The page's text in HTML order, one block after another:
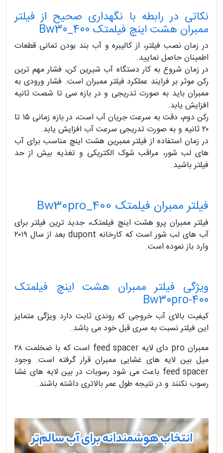
نکاتی در رابطه با نگهداری صحیح از فیلتر
ممبران هشت اینچ فیلمتک Bw30_400
در زمان نصب فیلتر، از کالیبره و آب بند بودن تمانی قطعات
اطمینان حاصل نمایید.
در زمان شروع به کار دستگاه آب شیرین کن، فشار مهم ترین
رکن موثر بر فرایند عملکرد فیلتر ممبران است. فشار ورودی به
ممبران باید به صورت تدریجی و در بازه سی تا شصت ثانیه
افزایش یابد.
رکن دوم، دقت به سرعت جریان آب است، در بازه زمانی ۱۵ تا
۲۰ ثانیه و به صورت تدریجی سرعت آب افزایش یابد.
در زمان استفاده از فیلتر ممبرین هشت اینچ مناسب برای آب
های لب شور، مراقب شوک الکتریکی و تغذیه بیش از حد
فیلتر باشید.
فیلتر ممبران فیلمتک Bw30pro_400
فیلتر ممبران پرو هشت اینچ فیلمتک، جدید ترین فیلتر برای
آب های لب شور است که کارخانه dupont بعد از سال ۲۰۱۹
وارد باز نموده است.
ویژگی فیلتر ممبران هشت اینچ فیلمتک
Bw30pro-400
کیفیت بالای آب خروجی که روندی ثابت دارد ویژگی متمایز
این فیلتر نسبت به سری قبل خود می باشد.
ممبران pro دای لایه feed spacer است که با ضخلمت ۲۸
میل بین لایه های غشایی ممبران قرار گرفته است. وجود
feed spacer باعث می شود رسوبات در بین لایه های غشا
رسوب نکنند و در نتیجه طول عمر بالاتری داشته باشند.